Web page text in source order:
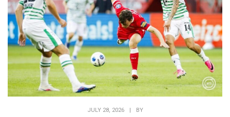
JULY 28, 2026 BY